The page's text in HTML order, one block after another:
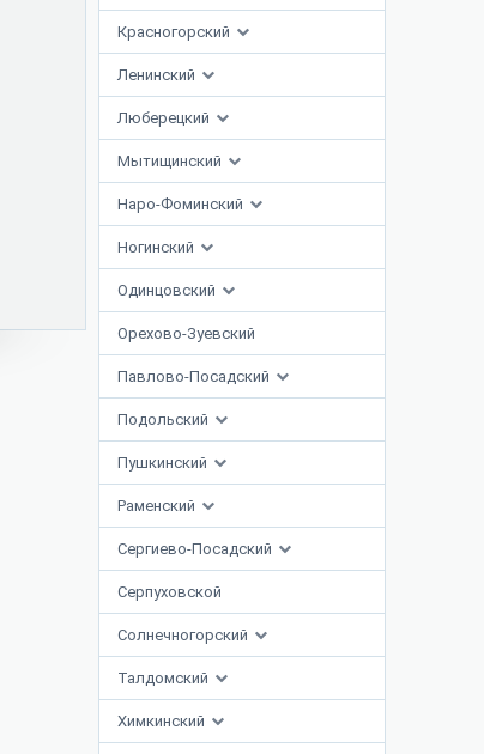
Красногорский
Ленинский
Люберецкий
Мытищинский
Наро-Фоминский
Ногинский
Одинцовский
Орехово-Зуевский
Павлово-Посадский
Подольский
Пушкинский
Раменский
Сергиево-Посадский
Серпуховской
Солнечногорский
Талдомский
Химкинский